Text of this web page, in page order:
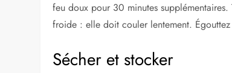
feu doux pour 30 minutes
froide : elle doit couler lentement.
Sécher et stocker